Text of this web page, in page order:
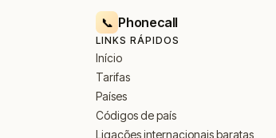
📞 Phonecall
LINKS RÁPIDOS
Início
Tarifas
Países
Códigos de país
Ligações internacionais baratas